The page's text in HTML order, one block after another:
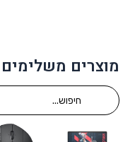
מוצרים משלימים
for: